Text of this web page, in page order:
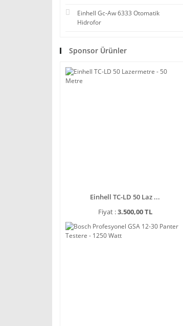
Einhell Gc-Aw 6333 Otomatik
Hidrofor
Sponsor Ürünler
Einhell TC-LD 50 Laz ...
Fiyat :3.500,00 TL